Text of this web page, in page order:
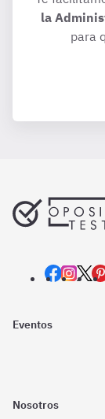
la
para
Eventos
Nosotros